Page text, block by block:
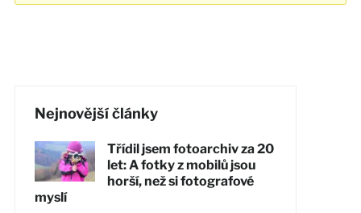
Nejnovější články
Třídil jsem fotoarchiv za 20
let: A fotky z mobilů jsou
horší, než si fotografové
myslí